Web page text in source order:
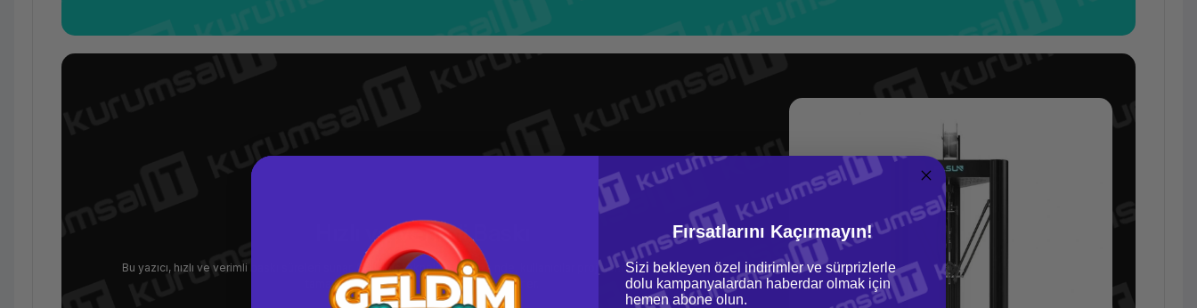
Hızlı ve Verimli Baskı
Bu yazıcı, hızlı ve verimli baskı süreleri sunar. Gelişmiş teknolojisi sayesinde, kullanıcılar projelerini daha kısa sürede
tamamlayabilir ve üretkenliklerini artırabilirler.
Fırsatlarını Kaçırmayın!
Sizi bekleyen özel indirimler ve sürprizlerle
dolu kampanyalardan haberdar olmak için
hemen abone olun.